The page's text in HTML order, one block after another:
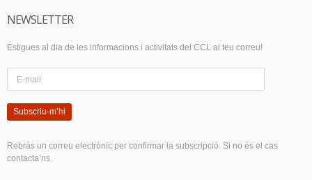
NEWSLETTER
Estigues al dia de les informacions i activitats del CCL al teu correu!
Subscriu-m’hi
Rebràs un correu electrònic per confirmar la subscripció. Si no és el cas
contacta’ns.